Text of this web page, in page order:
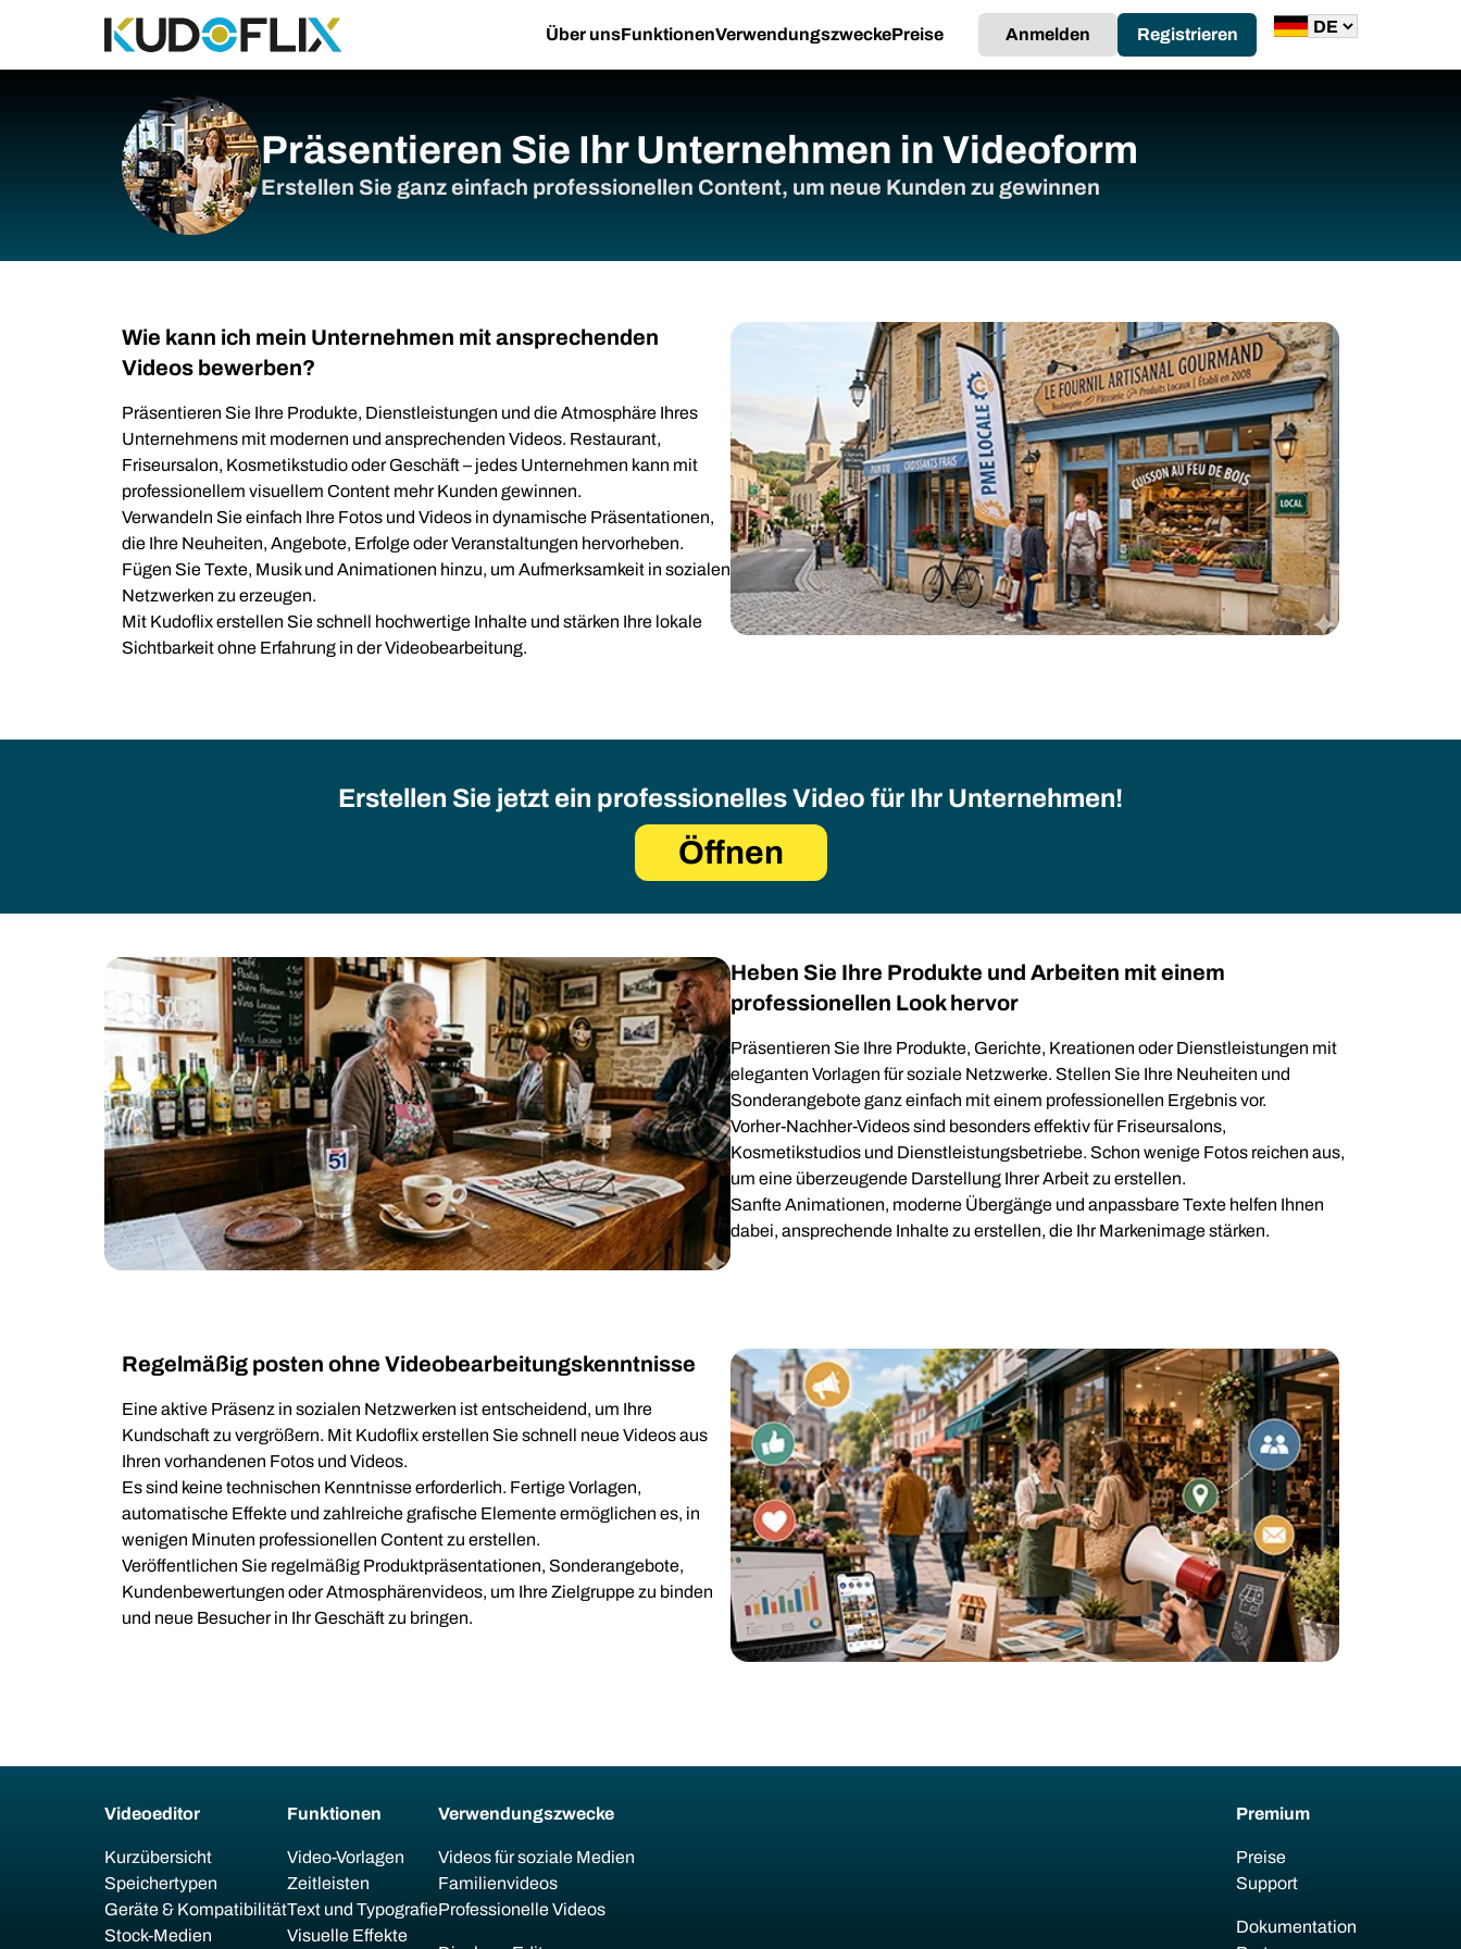
Über unsFunktionenVerwendungszweckePreise Anmelden Registrieren
Präsentieren Sie Ihr Unternehmen in Videoform
Erstellen Sie ganz einfach professionellen Content, um neue Kunden zu gewinnen
Wie kann ich mein Unternehmen mit ansprechenden
Videos bewerben?
Präsentieren Sie Ihre Produkte, Dienstleistungen und die Atmosphäre Ihres
Unternehmens mit modernen und ansprechenden Videos. Restaurant,
Friseursalon, Kosmetikstudio oder Geschäft – jedes Unternehmen kann mit
professionellem visuellem Content mehr Kunden gewinnen.
Verwandeln Sie einfach Ihre Fotos und Videos in dynamische Präsentationen,
die Ihre Neuheiten, Angebote, Erfolge oder Veranstaltungen hervorheben.
Fügen Sie Texte, Musik und Animationen hinzu, um Aufmerksamkeit in sozialen
Netzwerken zu erzeugen.
Mit Kudoflix erstellen Sie schnell hochwertige Inhalte und stärken Ihre lokale
Sichtbarkeit ohne Erfahrung in der Videobearbeitung.
Erstellen Sie jetzt ein professionelles Video für Ihr Unternehmen!
Öffnen
Heben Sie Ihre Produkte und Arbeiten mit einem
professionellen Look hervor
Präsentieren Sie Ihre Produkte, Gerichte, Kreationen oder Dienstleistungen mit
eleganten Vorlagen für soziale Netzwerke. Stellen Sie Ihre Neuheiten und
Sonderangebote ganz einfach mit einem professionellen Ergebnis vor.
Vorher-Nachher-Videos sind besonders effektiv für Friseursalons,
Kosmetikstudios und Dienstleistungsbetriebe. Schon wenige Fotos reichen aus,
um eine überzeugende Darstellung Ihrer Arbeit zu erstellen.
Sanfte Animationen, moderne Übergänge und anpassbare Texte helfen Ihnen
dabei, ansprechende Inhalte zu erstellen, die Ihr Markenimage stärken.
Regelmäßig posten ohne Videobearbeitungskenntnisse
Eine aktive Präsenz in sozialen Netzwerken ist entscheidend, um Ihre
Kundschaft zu vergrößern. Mit Kudoflix erstellen Sie schnell neue Videos aus
Ihren vorhandenen Fotos und Videos.
Es sind keine technischen Kenntnisse erforderlich. Fertige Vorlagen,
automatische Effekte und zahlreiche grafische Elemente ermöglichen es, in
wenigen Minuten professionellen Content zu erstellen.
Veröffentlichen Sie regelmäßig Produktpräsentationen, Sonderangebote,
Kundenbewertungen oder Atmosphärenvideos, um Ihre Zielgruppe zu binden
und neue Besucher in Ihr Geschäft zu bringen.
Videoeditor
Kurzübersicht
Speichertypen
Geräte & Kompatibilität
Stock-Medien
Funktionen
Video-Vorlagen
Zeitleisten
Text und Typografie
Visuelle Effekte
Verwendungszwecke
Videos für soziale Medien
Familienvideos
Professionelle Videos
Premium
Preise
Support
Dokumentation